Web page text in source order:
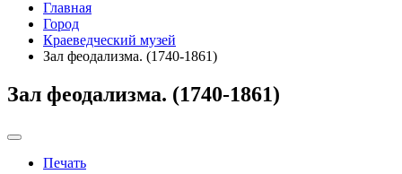
Главная
Город
Краеведческий музей
Зал феодализма. (1740-1861)
Зал феодализма. (1740-1861)
Печать